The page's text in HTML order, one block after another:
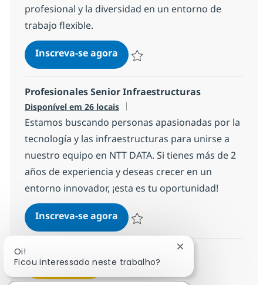
profesional y la diversidad en un entorno de
trabajo flexible.
Inscreva-se agoraApplication Services
Profesionales Senior Infraestructuras
Disponível em 26 locais
Estamos buscando personas apasionadas por la
tecnología y las infraestructuras para unirse a
nuestro equipo en NTT DATA. Si tienes más de 2
años de experiencia y deseas crecer en un
entorno innovador, ¡esta es tu oportunidad!
Inscreva-se agoraProfesionales Senior
Veja mais
Oi!
Ficou interessado neste trabalho?
Fechar notificação